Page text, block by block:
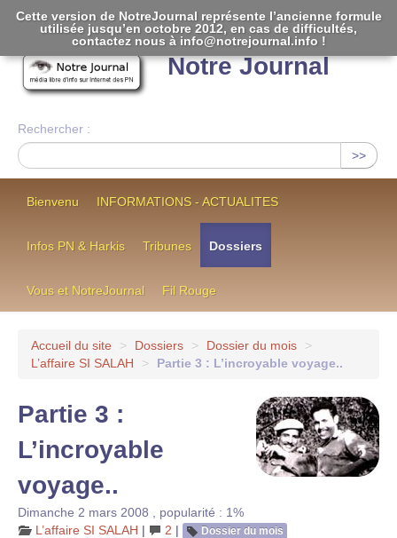
Notre Journal
Rechercher :
>>
Bienvenu INFORMATIONS - ACTUALITES
Infos PN & Harkis Tribunes Dossiers
Vous et NotreJournal Fil Rouge
Accueil du site > Dossiers > Dossier du mois
>
L’affaire SI SALAH
> Partie 3 : L’incroyable voyage..
Partie 3 :
L’incroyable
voyage..
Dimanche 2 mars 2008
popularité : 1%
L’affaire SI SALAH | 2 | Dossier du mois
Cette version de NotreJournal représente l’ancienne formule
utilisée jusqu’en octobre 2012, en cas de difficultés,
contactez nous à info@notrejournal.info !